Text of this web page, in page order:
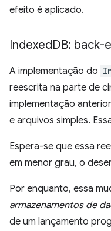
efeito é aplicado.
IndexedDB: back-
A implementação do
reescrita na parte de
implementação
e arquivos simples.
Espera-se que essa
em menor grau, o
Por enquanto, essa
armazenamentos de
de um lançamento